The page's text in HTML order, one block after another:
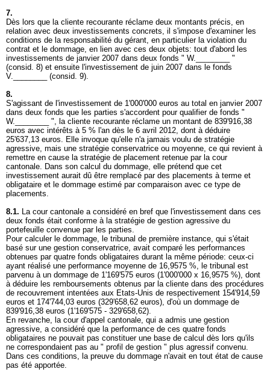
7.
Dès lors que la cliente recourante réclame deux montants précis, en
relation avec deux investissements concrets, il s'impose d'examiner les
conditions de la responsabilité du gérant, en particulier la violation du
contrat et le dommage, en lien avec ces deux objets: tout d'abord les
investissements de janvier 2007 dans deux fonds " W.________ "
(consid. 8) et ensuite l'investissement de juin 2007 dans le fonds
V.________ (consid. 9).
8.
S'agissant de l'investissement de 1'000'000 euros au total en janvier 2007
dans deux fonds que les parties s'accordent pour qualifier de fonds "
W.________ ", la cliente recourante réclame un montant de 839'916,38
euros avec intérêts à 5 % l'an dès le 6 avril 2012, dont à déduire
25'637,13 euros. Elle invoque qu'elle n'a jamais voulu de stratégie
agressive, mais une stratégie conservatrice ou moyenne, ce qui revient à
remettre en cause la stratégie de placement retenue par la cour
cantonale. Dans son calcul du dommage, elle prétend que cet
investissement aurait dû être remplacé par des placements à terme et
obligataire et le dommage estimé par comparaison avec ce type de
placements.
8.1. La cour cantonale a considéré en bref que l'investissement dans ces
deux fonds était conforme à la stratégie de gestion agressive du
portefeuille convenue par les parties.
Pour calculer le dommage, le tribunal de première instance, qui s'était
basé sur une gestion conservatrice, avait comparé les performances
obtenues par quatre fonds obligataires durant la même période: ceux-ci
ayant réalisé une performance moyenne de 16,9575 %, le tribunal est
parvenu à un dommage de 1'169'575 euros (1'000'000 x 16,9575 %), dont
à déduire les remboursements obtenus par la cliente dans des procédures
de recouvrement intentées aux Etats-Unis de respectivement 154'914,59
euros et 174'744,03 euros (329'658,62 euros), d'où un dommage de
839'916,38 euros (1'169'575 - 329'658,62).
En revanche, la cour d'appel cantonale, qui a admis une gestion
agressive, a considéré que la performance de ces quatre fonds
obligataires ne pouvait pas constituer une base de calcul dès lors qu'ils
ne correspondaient pas au " profil de gestion " plus agressif convenu.
Dans ces conditions, la preuve du dommage n'avait en tout état de cause
pas été apportée.